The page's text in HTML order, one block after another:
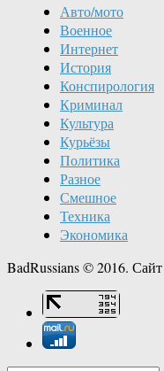
Авто/мото
Военное
Интернет
История
Конспирология
Криминал
Культура
Курьёзы
Политика
Разное
Смешное
Техника
Экономика
BadRussians © 2016.